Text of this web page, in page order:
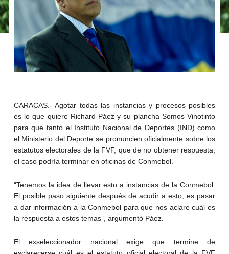
CARACAS.- Agotar todas las instancias y procesos posibles
es lo que quiere Richard Páez y su plancha Somos Vinotinto
para que tanto el Instituto Nacional de Deportes (IND) como
el Ministerio del Deporte se pronuncien oficialmente sobre los
estatutos electorales de la FVF, que de no obtener respuesta,
el caso podría terminar en oficinas de Conmebol.
“Tenemos la idea de llevar esto a instancias de la Conmebol.
El posible paso siguiente después de acudir a esto, es pasar
a dar información a la Conmebol para que nos aclare cuál es
la respuesta a estos temas”, argumentó Páez.
El exseleccionador nacional exige que termine de